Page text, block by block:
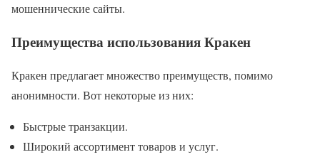
мошеннические сайты.
Преимущества использования Кракен
Кракен предлагает множество преимуществ, помимо
анонимности. Вот некоторые из них:
Быстрые транзакции.
Широкий ассортимент товаров и услуг.